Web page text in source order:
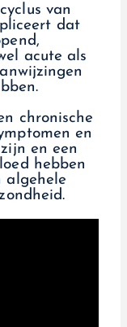
van
dat
acute als
chronische
en
en een
hebben
algehele